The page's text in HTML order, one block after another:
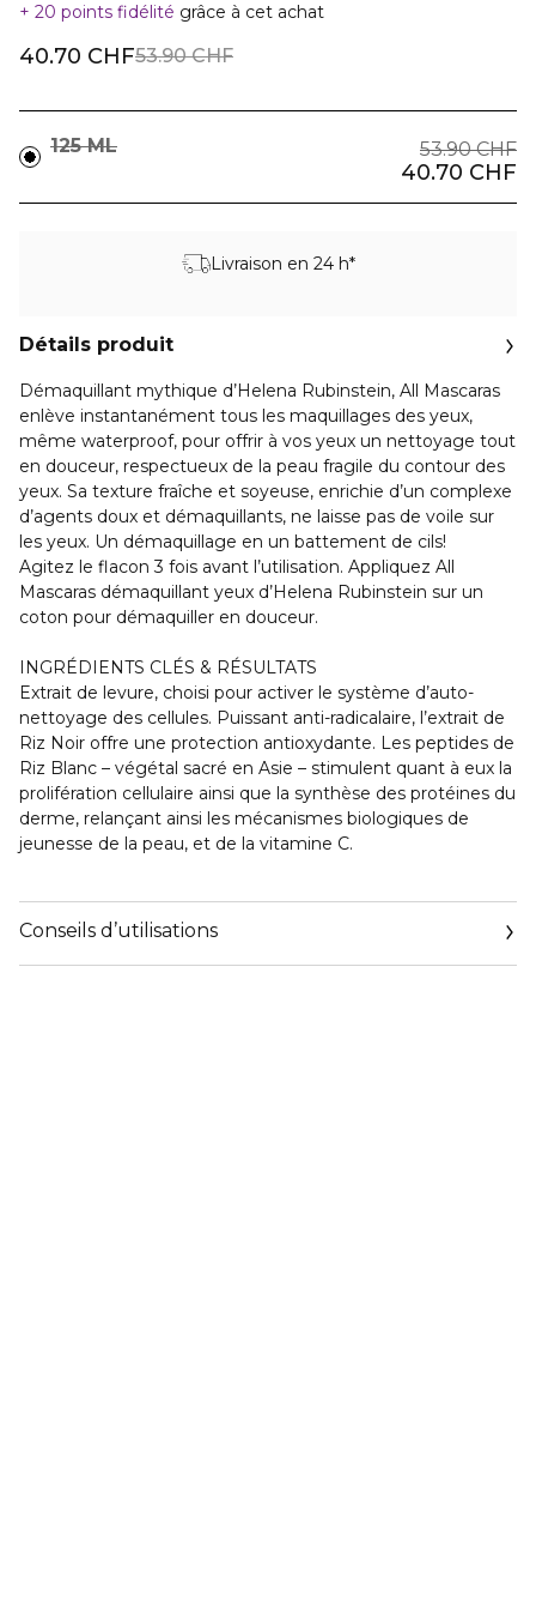
20 points fidélité grâce à cet achat
40.70 CHF53.90 CHF
125 ML 53.90 CHF
40.70 CHF
Livraison en 24 h*
Détails produit
Démaquillant mythique d’Helena Rubinstein, All Mascaras
enlève instantanément tous les maquillages des yeux,
même waterproof, pour offrir à vos yeux un nettoyage tout
en douceur, respectueux de la peau fragile du contour des
yeux. Sa texture fraîche et soyeuse, enrichie d’un complexe
d’agents doux et démaquillants, ne laisse pas de voile sur
les yeux. Un démaquillage en un battement de cils!
Agitez le flacon 3 fois avant l’utilisation. Appliquez All
Mascaras démaquillant yeux d’Helena Rubinstein sur un
coton pour démaquiller en douceur.
INGRÉDIENTS CLÉS & RÉSULTATS
Extrait de levure, choisi pour activer le système d’auto-
nettoyage des cellules. Puissant anti-radicalaire, l’extrait de
Riz Noir offre une protection antioxydante. Les peptides de
Riz Blanc – végétal sacré en Asie – stimulent quant à eux la
prolifération cellulaire ainsi que la synthèse des protéines du
derme, relançant ainsi les mécanismes biologiques de
jeunesse de la peau, et de la vitamine C.
Conseils d’utilisations